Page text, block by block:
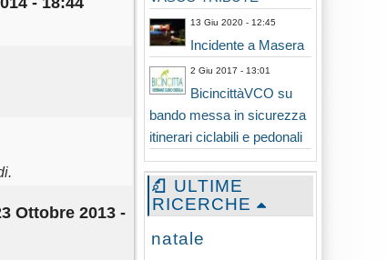
Ottobre 2013 -
13 Giu 2020 - 12:45
Incidente a Masera
2 Giu 2017 - 13:01
BicincittàVCO su
bando messa in sicurezza
itinerari ciclabili e pedonali
ULTIME
RICERCHE
natale